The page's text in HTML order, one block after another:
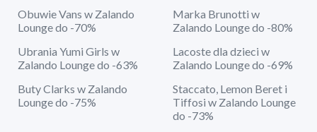
Obuwie Vans w Zalando
Lounge do -70%
Marka Brunotti w
Zalando Lounge do -80%
Ubrania Yumi Girls w
Zalando Lounge do -63%
Lacoste dla dzieci w
Zalando Lounge do -69%
Buty Clarks w Zalando
Lounge do -75%
Staccato, Lemon Beret i
Tiffosi w Zalando Lounge
do -73%